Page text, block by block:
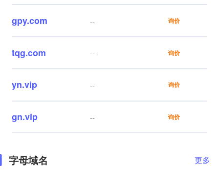
gpy.com -- 询价
tqg.com -- 询价
yn.vip -- 询价
gn.vip -- 询价
字母域名 更多